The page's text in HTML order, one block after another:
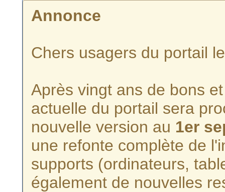
Annonce
Chers usagers du portail
Après vingt ans de bons
actuelle du portail sera
nouvelle version au 1er
une refonte complète de
supports (ordinateurs,
également de nouvelles